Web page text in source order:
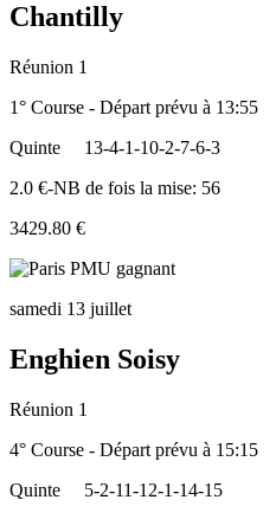
Chantilly
Réunion 1
1° Course - Départ prévu à 13:55
Quinte
13-4-1-10-2-7-6-3
2.0 €-NB de fois la mise: 56
3429.80 €
samedi 13 juillet
Enghien Soisy
Réunion 1
4° Course - Départ prévu à 15:15
Quinte
5-2-11-12-1-14-15